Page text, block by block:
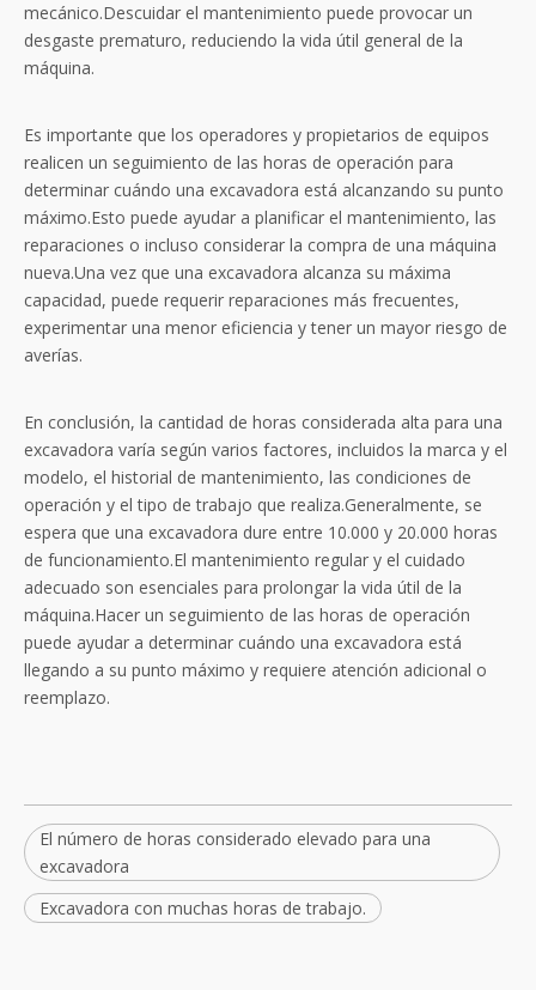
mecánico.Descuidar el mantenimiento puede provocar un
desgaste prematuro, reduciendo la vida útil general de la
máquina.
Es importante que los operadores y propietarios de equipos
realicen un seguimiento de las horas de operación para
determinar cuándo una excavadora está alcanzando su punto
máximo.Esto puede ayudar a planificar el mantenimiento, las
reparaciones o incluso considerar la compra de una máquina
nueva.Una vez que una excavadora alcanza su máxima
capacidad, puede requerir reparaciones más frecuentes,
experimentar una menor eficiencia y tener un mayor riesgo de
averías.
En conclusión, la cantidad de horas considerada alta para una
excavadora varía según varios factores, incluidos la marca y el
modelo, el historial de mantenimiento, las condiciones de
operación y el tipo de trabajo que realiza.Generalmente, se
espera que una excavadora dure entre 10.000 y 20.000 horas
de funcionamiento.El mantenimiento regular y el cuidado
adecuado son esenciales para prolongar la vida útil de la
máquina.Hacer un seguimiento de las horas de operación
puede ayudar a determinar cuándo una excavadora está
llegando a su punto máximo y requiere atención adicional o
reemplazo.
El número de horas considerado elevado para una
excavadora
Excavadora con muchas horas de trabajo.